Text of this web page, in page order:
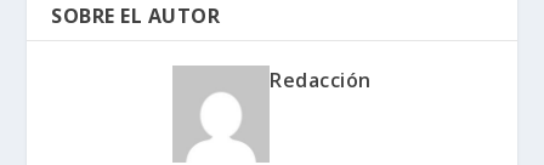
SOBRE EL AUTOR
Redacción